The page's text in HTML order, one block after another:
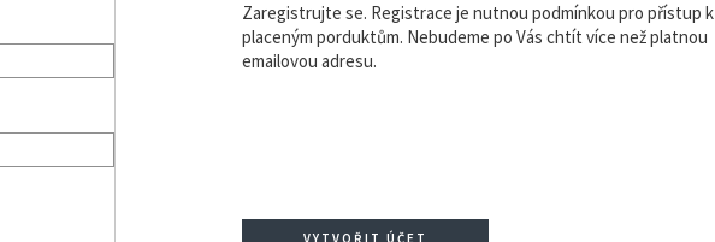
Zaregistrujte se. Registrace je nutnou podmínkou pro přístup k
placeným porduktům. Nebudeme po Vás chtít více než platnou
emailovou adresu.
VYTVOŘIT ÚČET